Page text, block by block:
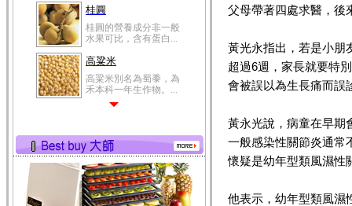
桂圓
桂圓的營養成分非一般
水果可比，含有蛋白...
高粱米
高粱米別名為蜀黍，為
禾本科一年生作物。...
有蛋白質、脂肪、磷...
鮪魚
鮪魚肚肉中的不飽和脂
肪酸內富含EPA和DH...
父母帶著四處求醫，後
黃光永指出，若是小朋
超過6週，家長就要特
會被誤以為生長痛而誤
黃永光說，病童在早期
一般感染性關節炎通常
懷疑是幼年型類風濕性
他表示，幼年型類風濕